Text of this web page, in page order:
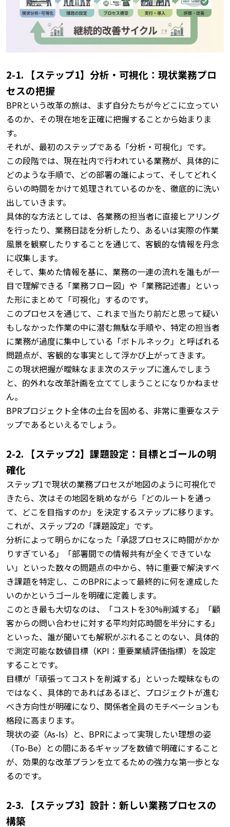
2-1. 【ステップ1】分析・可視化：現状業務プロ
セスの把握
BPRという改革の旅は、まず自分たちが今どこに立ってい
るのか、その現在地を正確に把握することから始まりま
す。
それが、最初のステップである「分析・可視化」です。
この段階では、現在社内で行われている業務が、具体的に
どのような手順で、どの部署の誰によって、そしてどれく
らいの時間をかけて処理されているのかを、徹底的に洗い
出していきます。
具体的な方法としては、各業務の担当者に直接ヒアリング
を行ったり、業務日誌を分析したり、あるいは実際の作業
風景を観察したりすることを通じて、客観的な情報を丹念
に収集します。
そして、集めた情報を基に、業務の一連の流れを誰もが一
目で理解できる「業務フロー図」や「業務記述書」といっ
た形にまとめて「可視化」するのです。
このプロセスを通じて、これまで当たり前だと思って疑い
もしなかった作業の中に潜む無駄な手順や、特定の担当者
に業務が過度に集中している「ボトルネック」と呼ばれる
問題点が、客観的な事実として浮かび上がってきます。
この現状把握が曖昧なまま次のステップに進んでしまう
と、的外れな改革計画を立ててしまうことになりかねませ
ん。
BPRプロジェクト全体の土台を固める、非常に重要なステ
ップであるといえるでしょう。
2-2. 【ステップ2】課題設定：目標とゴールの明
確化
ステップ1で現状の業務プロセスが地図のように可視化で
きたら、次はその地図を眺めながら「どのルートを通っ
て、どこを目指すのか」を決定するステップに移ります。
これが、ステップ2の「課題設定」です。
分析によって明らかになった「承認プロセスに時間がかか
りすぎている」「部署間での情報共有が全くできていな
い」といった数々の問題点の中から、特に重要で解決すべ
き課題を特定し、このBPRによって最終的に何を達成した
いのかというゴールを明確に定義します。
このとき最も大切なのは、「コストを30%削減する」「顧
客からの問い合わせに対する平均対応時間を半分にする」
といった、誰が聞いても解釈がぶれることのない、具体的
で測定可能な数値目標（KPI：重要業績評価指標）を設定
することです。
目標が「頑張ってコストを削減する」といった曖昧なもの
ではなく、具体的であればあるほど、プロジェクトが進む
べき方向性が明確になり、関係者全員のモチベーションも
格段に高まります。
現状の姿（As-Is）と、BPRによって実現したい理想の姿
（To-Be）との間にあるギャップを数値で明確にすること
が、効果的な改革プランを立てるための強力な第一歩とな
るのです。
2-3. 【ステップ3】設計：新しい業務プロセスの
構築